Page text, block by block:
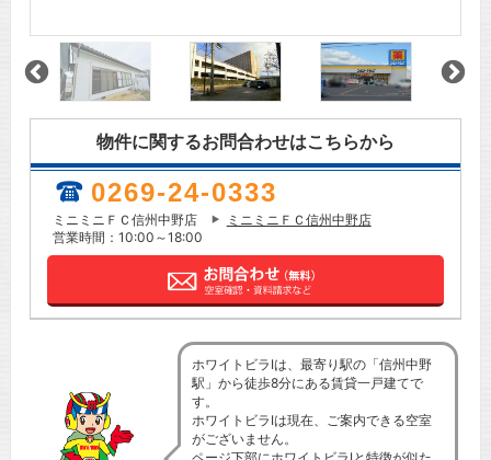
物件に関するお問合わせはこちらから
0269-24-0333
ミニミニＦＣ信州中野店
ミニミニＦＣ信州中野店
営業時間：10:00～18:00
ホワイトビラⅠは、最寄り駅の「信州中野
駅」から徒歩8分にある賃貸一戸建てで
す。
ホワイトビラⅠは現在、ご案内できる空室
がございません。